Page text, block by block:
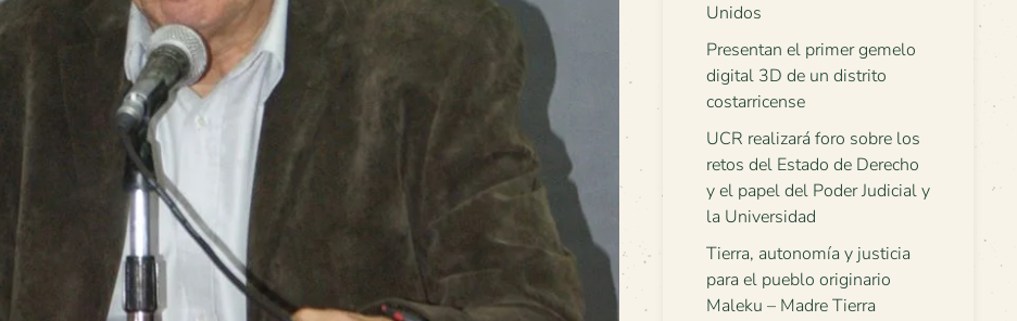
Unidos
Presentan el primer gemelo
digital 3D de un distrito
costarricense
UCR realizará foro sobre los
retos del Estado de Derecho
y el papel del Poder Judicial y
la Universidad
Tierra, autonomía y justicia
para el pueblo originario
Maleku – Madre Tierra